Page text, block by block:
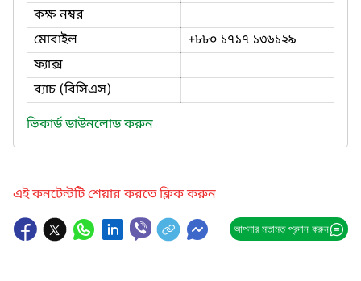
কক্ষ নম্বর
মোবাইল
+৮৮০ ১৭১৭ ১৩৬১২৯
ফ্যাক্স
ব্যাচ (বিসিএস)
ভিকার্ড ডাউনলোড করুন
এই কনটেন্টটি শেয়ার করতে ক্লিক করুন
আপনার মতামত প্রদান করুন